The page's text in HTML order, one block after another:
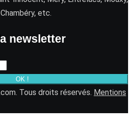
etc.
newsletter
OK !
Tous droits réservés. Mentions